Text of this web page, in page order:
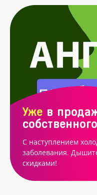
Уже в
С наступлением
заболевания.
скидками!